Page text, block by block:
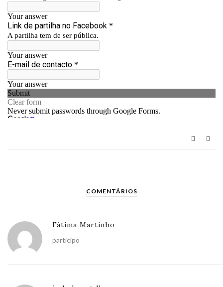
COMENTÁRIOS
Fátima Martinho
participo